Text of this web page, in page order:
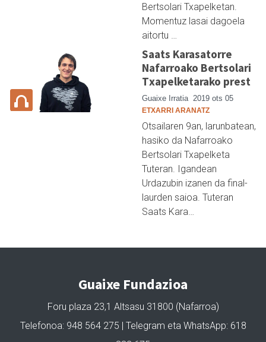
Bertsolari Txapelketan.
Momentuz lasai dagoela
aitortu …
Saats Karasatorre
Nafarroako Bertsolari
Txapelketarako prest
Guaixe Irratia 2019 ots 05
ETXARRI ARANATZ
Otsailaren 9an, larunbatean,
hasiko da Nafarroako
Bertsolari Txapelketa
Tuteran. Igandean
Urdazubin izanen da final-
laurden saioa. Tuteran
Saats Kara…
Guaixe Fundazioa
Foru plaza 23,1 Altsasu 31800 (Nafarroa)
Telefonoa: 948 564 275 | Telegram eta WhatsApp: 618